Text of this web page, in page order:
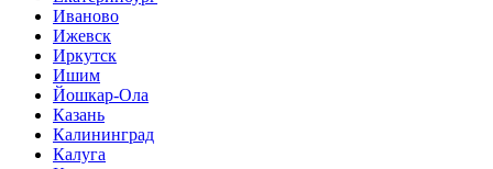
Иваново
Ижевск
Иркутск
Ишим
Йошкар-Ола
Казань
Калининград
Калуга